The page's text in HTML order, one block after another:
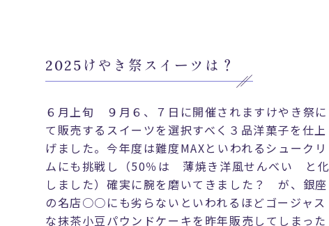
2025けやき祭スイーツは？
６月上旬 ９月６、７日に開催されますけやき祭に
て販売するスイーツを選択すべく３品洋菓子を仕上
げました。今年度は難度MAXといわれるシュークリ
ムにも挑戦し（50％は 薄焼き洋風せんべい と化
しました）確実に腕を磨いてきました？ が、銀座
の名店○○にも劣らないといわれるほどゴージャス
な抹茶小豆パウンドケーキを昨年販売してしまった